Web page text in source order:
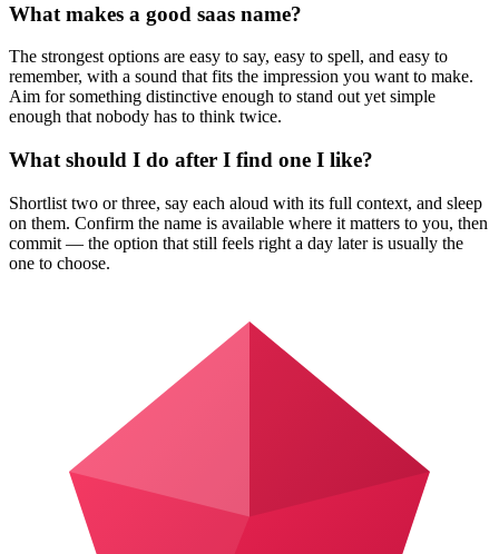
What makes a good saas name?
The strongest options are easy to say, easy to spell, and easy to
remember, with a sound that fits the impression you want to make.
Aim for something distinctive enough to stand out yet simple
enough that nobody has to think twice.
What should I do after I find one I like?
Shortlist two or three, say each aloud with its full context, and sleep
on them. Confirm the name is available where it matters to you, then
commit — the option that still feels right a day later is usually the
one to choose.